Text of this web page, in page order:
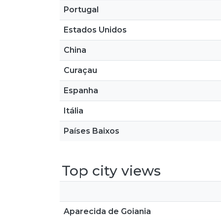
Portugal
Estados Unidos
China
Curaçau
Espanha
Itália
Países Baixos
Top city views
Aparecida de Goiania